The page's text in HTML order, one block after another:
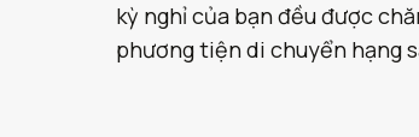
kỳ nghỉ của bạn đều được
phương tiện di chuyển hạng